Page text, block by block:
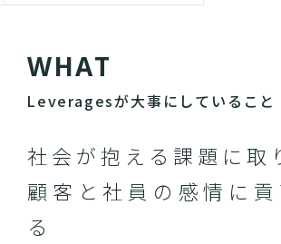
WHAT
Leveragesが大事にしていること
社会が抱える課題に取
顧客と社員の感情に
る